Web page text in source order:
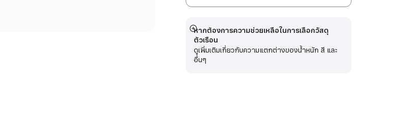
หากต้องการความช่วยเหลือในการเลือกวัสดุ
ตัวเรือน
ดูเพิ่มเติมเกี่ยวกับความแตกต่างของน้ำหนัก สี และ
อื่นๆ
แสดง
เพิ่ม
เติม